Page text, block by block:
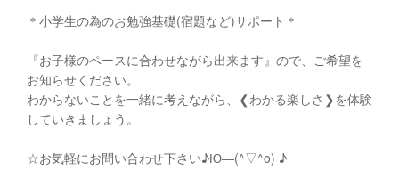
＊小学生の為のお勉強基礎(宿題など)サポート＊
『お子様のペースに合わせながら出来ます』ので、ご希望を
お知らせください。
わからないことを一緒に考えながら、❮わかる楽しさ❯を体験
していきましょう。
☆お気軽にお問い合わせ下さい♪Ю―(^▽^o) ♪